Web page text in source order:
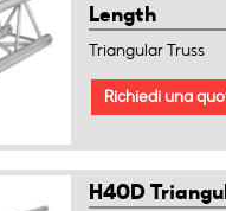
Length
Triangular Truss
Richiedi una
H40D